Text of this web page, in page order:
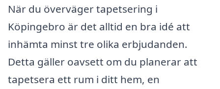
När du överväger tapetsering i
Köpingebro är det alltid en bra idé att
inhämta minst tre olika erbjudanden.
Detta gäller oavsett om du planerar att
tapetsera ett rum i ditt hem, en